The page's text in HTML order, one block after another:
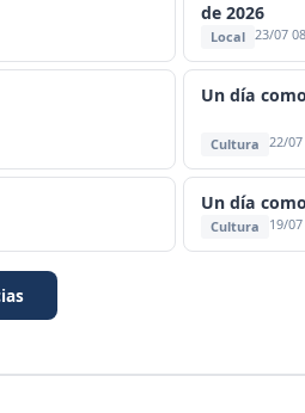
de 2026
Local 23/07
Un día
Cultura 22/07
Un día
Cultura 19/